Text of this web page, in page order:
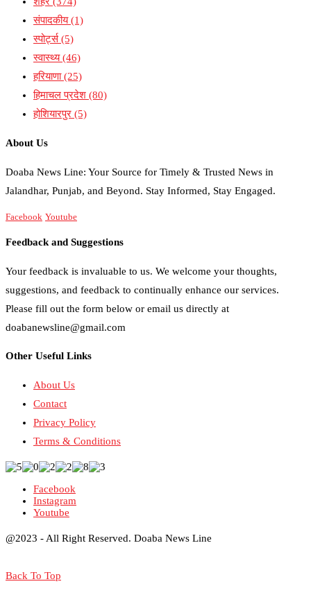
संपादकीय(1)
स्पोर्ट्स(5)
स्वास्थ्य(46)
हरियाणा(25)
हिमाचल प्रदेश (80)
होशियारपुर (5)
About Us
Doaba News Line: Your Source for Timely & Trusted News in
Jalandhar, Punjab, and Beyond. Stay Informed, Stay Engaged.
Facebook Youtube
Feedback and Suggestions
Your feedback is invaluable to us. We welcome your thoughts,
suggestions, and feedback to continually enhance our services.
Please fill out the form below or email us directly at
doabanewsline@gmail.com
Other Useful Links
About Us
Contact
Privacy Policy
Terms & Conditions
Facebook
Instagram
Youtube
@2023 - All Right Reserved. Doaba News Line
Back To Top